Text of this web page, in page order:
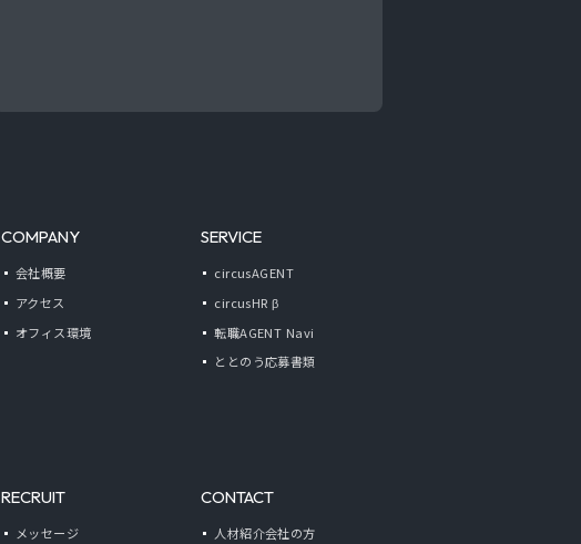
COMPANY
会社概要
アクセス
オフィス環境
SERVICE
circusAGENT
circusHR β
転職AGENT Navi
ととのう応募書類
RECRUIT
メッセージ
CONTACT
人材紹介会社の方